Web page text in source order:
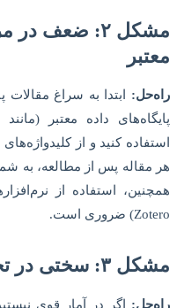
مشکل ۲: ضعف
معتبر
راه‌حل: ابتدا به سراغ مقالات
استفاده کنید و از
هر مقاله پس از مطالعه، به
Zotero) ضروری است.
مشکل ۳: سختی در تحلیل آماری داده‌ها
راه‌حل: اگر در آمار قوی